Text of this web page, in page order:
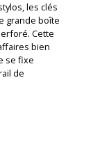
les clés
grande boîte
Cette
bien
se fixe
de